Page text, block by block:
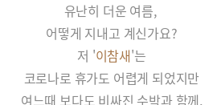
유난히 더운 여름,
어떻게 지내고 계신가요?
저 '이참새'는
코로나로 휴가도 어렵게 되었지만
여느때 보다도 비싸진 수박과 함께,